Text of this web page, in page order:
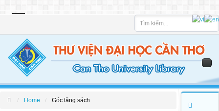
Home Góc tặng sách